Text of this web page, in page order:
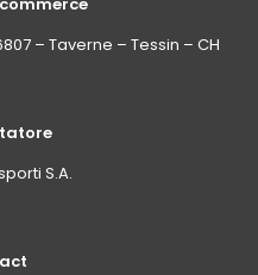
– Taverne – Tessin – CH
S.A.